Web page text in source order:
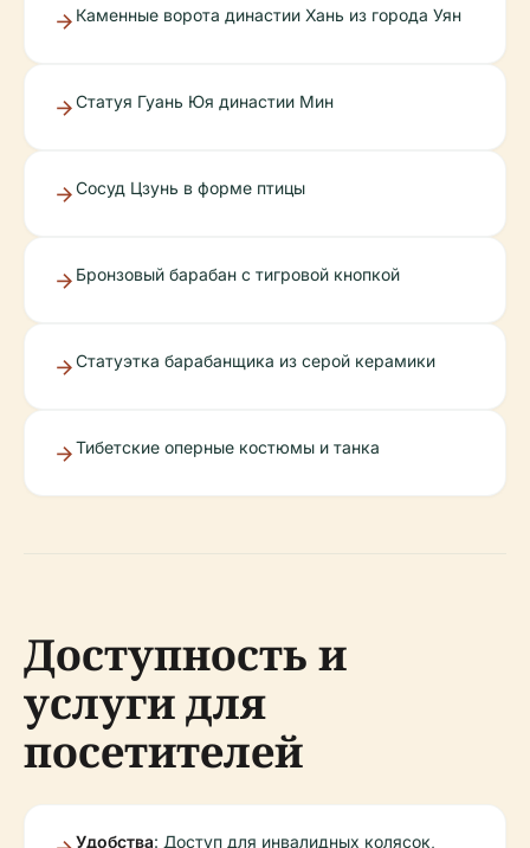
Каменные ворота династии Хань из города Уян
Статуя Гуань Юя династии Мин
Сосуд Цзунь в форме птицы
Бронзовый барабан с тигровой кнопкой
Статуэтка барабанщика из серой керамики
Тибетские оперные костюмы и танка
Доступность и
услуги для
посетителей
Удобства: Доступ для инвалидных колясок,